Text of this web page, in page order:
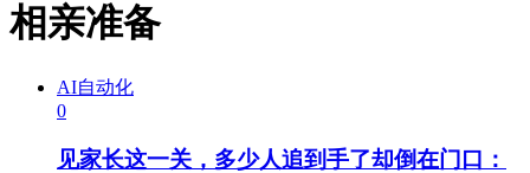
相亲准备
AI自动化
0
见家长这一关，多少人追到手了却倒在门口：